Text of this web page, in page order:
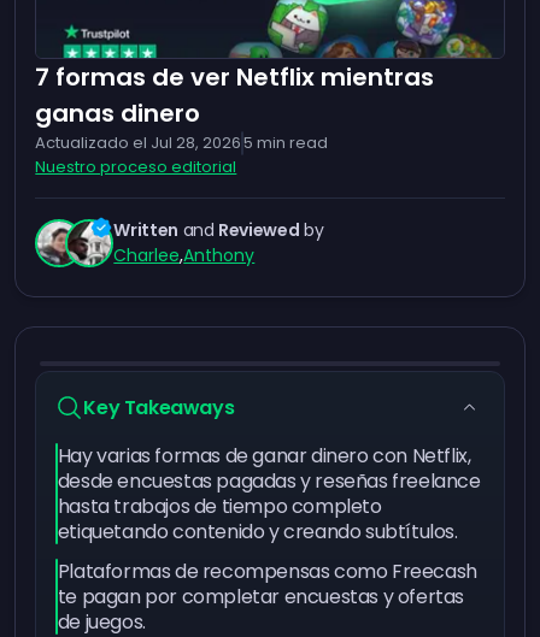
7 formas de ver Netflix mientras
ganas dinero
Actualizado el Jul 28, 20265 min read
Nuestro proceso editorial
Written and Reviewed by
Charlee,Anthony
Key Takeaways
Hay varias formas de ganar dinero con Netflix,
desde encuestas pagadas y reseñas freelance
hasta trabajos de tiempo completo
etiquetando contenido y creando subtítulos.
Plataformas de recompensas como Freecash
te pagan por completar encuestas y ofertas
de juegos.